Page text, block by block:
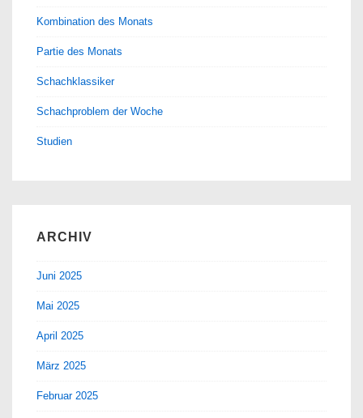
Kombination des Monats
Partie des Monats
Schachklassiker
Schachproblem der Woche
Studien
ARCHIV
Juni 2025
Mai 2025
April 2025
März 2025
Februar 2025